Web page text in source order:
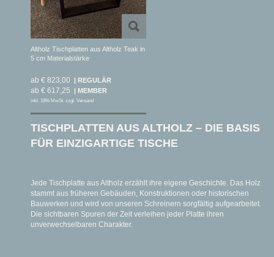
Altholz Tischplatten aus Altholz Teak in
5 cm Materialstärke
ab € 823,00
ab € 617,25
inkl. 19% MwSt. zzgl. Versand
TISCHPLATTEN AUS ALTHOLZ – DIE BASIS
FÜR EINZIGARTIGE TISCHE
Jede Tischplatte aus Altholz erzählt ihre eigene Geschichte. Das Holz
stammt aus früheren Gebäuden, Konstruktionen oder historischen
Bauwerken und wird von unseren Schreinern sorgfältig aufgearbeitet.
Die sichtbaren Spuren der Zeit verleihen jeder Platte ihren
unverwechselbaren Charakter.